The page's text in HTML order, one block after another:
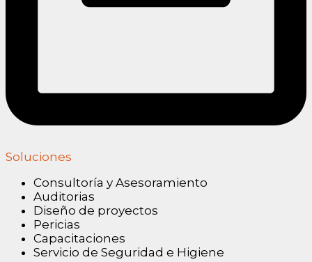
Soluciones
Consultoría y Asesoramiento
Auditorias
Diseño de proyectos
Pericias
Capacitaciones
Servicio de Seguridad e Higiene